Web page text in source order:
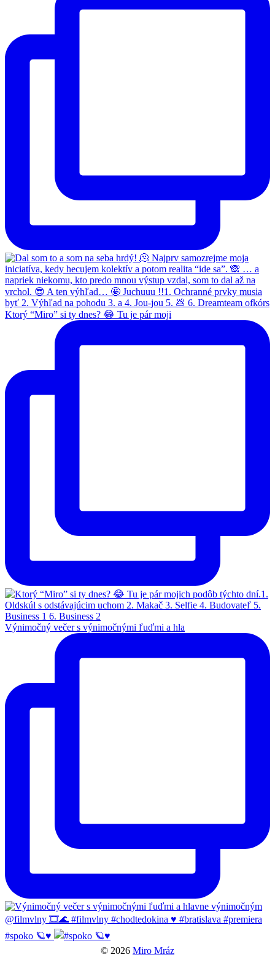
Ktorý “Miro” si ty dnes? 😂 Tu je pár moji
Výnimočný večer s výnimočnými ľuďmi a hla
#spoko 🪐♥️
© 2026 Miro Mráz